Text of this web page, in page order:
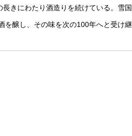
きにわたり酒造りを続けている。雪
醸し、その味を次の100年へと受け継